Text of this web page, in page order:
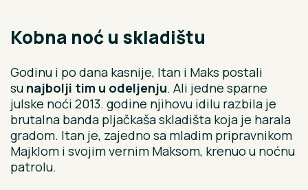
Kobna noć u skladištu
Godinu i po dana kasnije, Itan i Maks postali
su najbolji tim u odeljenju. Ali jedne sparne
julske noći 2013. godine njihovu idilu razbila je
brutalna banda pljačkaša skladišta koja je harala
gradom. Itan je, zajedno sa mladim pripravnikom
Majklom i svojim vernim Maksom, krenuo u noćnu
patrolu.